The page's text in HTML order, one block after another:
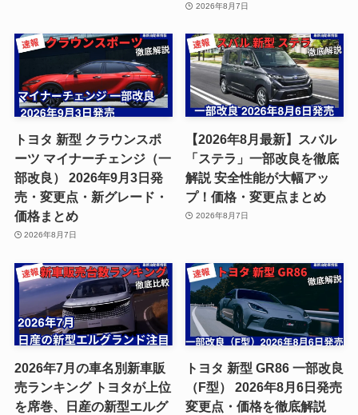
2026年8月7日
トヨタ 新型 クラウンスポ
ーツ マイナーチェンジ（一
部改良） 2026年9月3日発
売・変更点・新グレード・
価格まとめ
2026年8月7日
【2026年8月最新】スバル
「ステラ」一部改良を徹底
解説 安全性能が大幅アッ
プ！価格・変更点まとめ
2026年8月7日
2026年7月の車名別新車販
売ランキング トヨタが上位
を席巻、日産の新型エルグ
トヨタ 新型 GR86 一部改良
（F型） 2026年8月6日発売
変更点・価格を徹底解説